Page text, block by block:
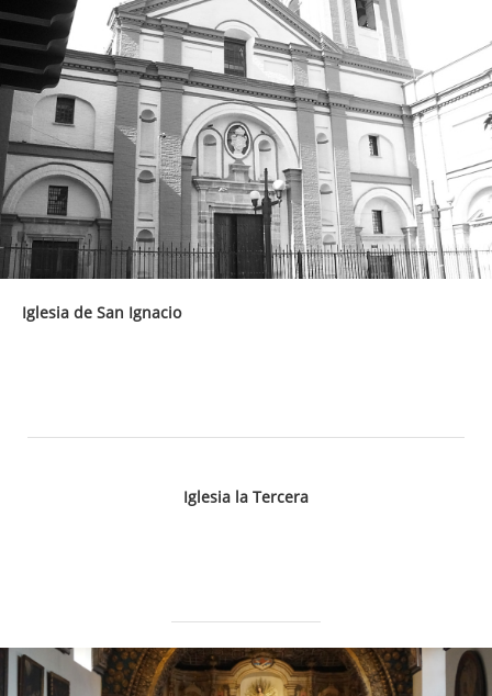
Iglesia de San Ignacio
Iglesia la Tercera